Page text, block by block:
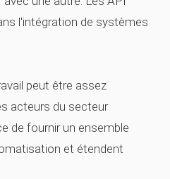
l'intégration de systèmes
peut être assez
acteurs du secteur
de fournir un ensemble
et étendent